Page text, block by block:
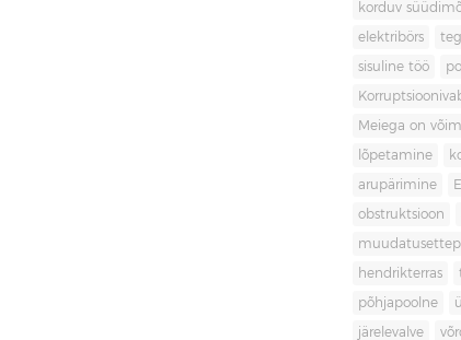
korduv
elektribörs
sisuline töö
Meiega on
lõpetamine
arupärimine
obstruktsioon
hendrikterras
põhjapoolne
järelevalve